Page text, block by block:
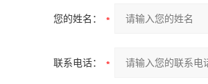
您的姓名：
联系电话：